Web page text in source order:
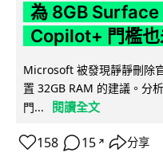
為 8GB Surface
Copilot+ 門檻也
Microsoft 被發現靜靜刪除
置 32GB RAM 的建議。分
門...
閱讀全文
158 15 ↗ 分享